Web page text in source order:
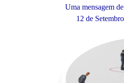
Uma mensagem
12 de